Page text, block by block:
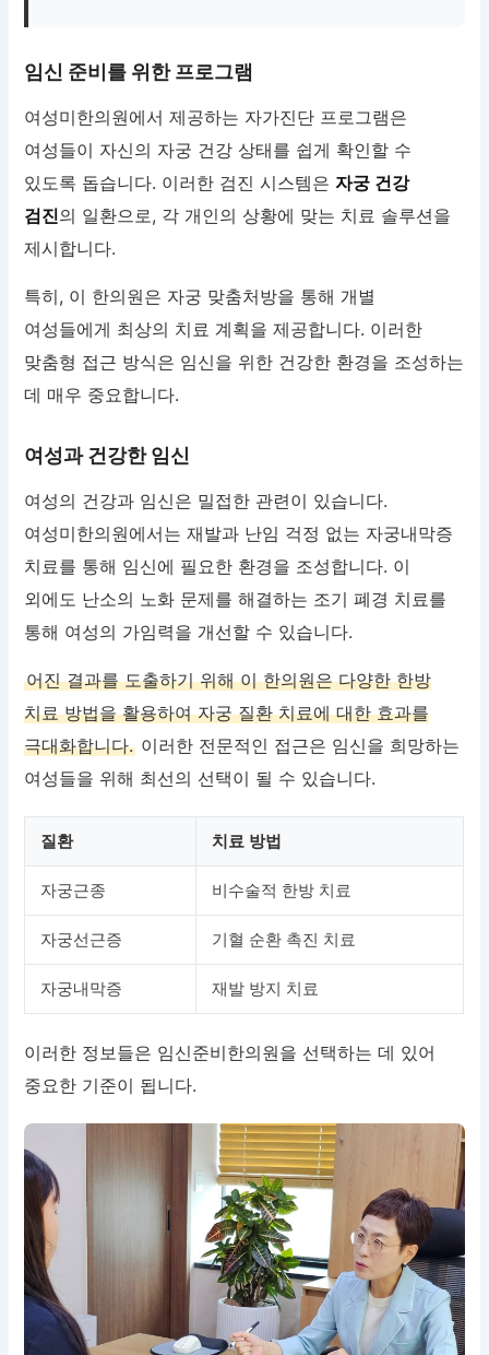
임신 준비를 위한 프로그램
여성미한의원에서 제공하는 자가진단 프로그램은
여성들이 자신의 자궁 건강 상태를 쉽게 확인할 수
있도록 돕습니다. 이러한 검진 시스템은자궁 건강
검진의 일환으로, 각 개인의 상황에 맞는 치료 솔루션을
제시합니다.
특히, 이 한의원은 자궁 맞춤처방을 통해 개별
여성들에게 최상의 치료 계획을 제공합니다. 이러한
맞춤형 접근 방식은 임신을 위한 건강한 환경을 조성하는
데 매우 중요합니다.
여성과 건강한 임신
여성의 건강과 임신은 밀접한 관련이 있습니다.
여성미한의원에서는 재발과 난임 걱정 없는 자궁내막증
치료를 통해 임신에 필요한 환경을 조성합니다. 이
외에도 난소의 노화 문제를 해결하는 조기 폐경 치료를
통해 여성의 가임력을 개선할 수 있습니다.
어진 결과를 도출하기 위해 이 한의원은 다양한 한방
치료 방법을 활용하여 자궁 질환 치료에 대한 효과를
극대화합니다. 이러한 전문적인 접근은 임신을 희망하는
여성들을 위해 최선의 선택이 될 수 있습니다.
질환 치료 방법
자궁근종 비수술적 한방 치료
자궁선근증 기혈 순환 촉진 치료
자궁내막증 재발 방지 치료
이러한 정보들은 임신준비한의원을 선택하는 데 있어
중요한 기준이 됩니다.